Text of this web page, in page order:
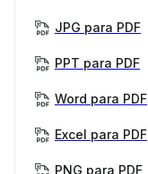
JPG para PDF
PPT para PDF
Word para PDF
Excel para PDF
PNG para PDF